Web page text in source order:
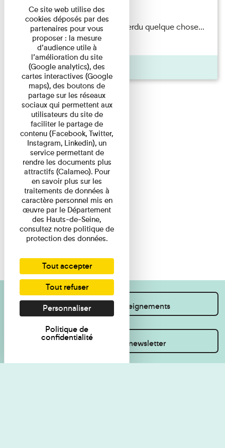
Du 15/08/2026 au 15/08/2026
Il semblerait qu’Albert Kahn a perdu quelque chose...
Accompagnés d’une ...
Agenda
Je souhaite des renseignements
Inscrivez-vous à la newsletter
Ce site web utilise des
cookies déposés par des
partenaires pour vous
proposer : la mesure
d’audience utile à
l’amélioration du site
(Google analytics), des
cartes interactives (Google
maps), des boutons de
partage sur les réseaux
sociaux qui permettent aux
utilisateurs du site de
faciliter le partage de
contenu (Facebook, Twitter,
Instagram, Linkedin), un
service permettant de
rendre les documents plus
attractifs (Calameo). Pour
en savoir plus sur les
traitements de données à
caractère personnel mis en
œuvre par le Département
des Hauts-de-Seine,
consultez notre politique de
protection des données.
Tout accepter
Tout refuser
Personnaliser
Politique de
confidentialité